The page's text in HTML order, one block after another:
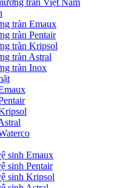
tràn Việt Nam
tràn Emaux
tràn Pentair
tràn Kripsol
tràn Astral
tràn Inox
sinh Emaux
sinh Pentair
sinh Kripsol